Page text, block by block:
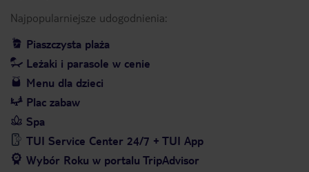
Najpopularniejsze udogodnienia:
Piaszczysta plaża
Leżaki i parasole w cenie
Menu dla dzieci
Plac zabaw
Spa
TUI Service Center 24/7 + TUI App
Wybór Roku w portalu TripAdvisor